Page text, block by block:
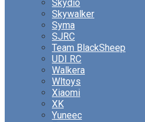
Skydio
Skywalker
Syma
SJRC
Team BlackSheep
UDI RC
Walkera
Wltoys
Xiaomi
XK
Yuneec